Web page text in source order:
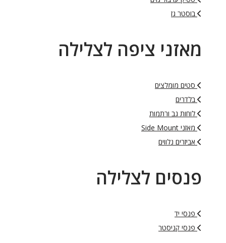
בוסטר גז
מאזני ציפה לצלילה
סטים מומלצים
בלדרים
לוחות גב ורתמות
מאזני Side Mount
אביזרים נלווים
פנסים לצלילה
פנסי יד
פנסי קניסטר